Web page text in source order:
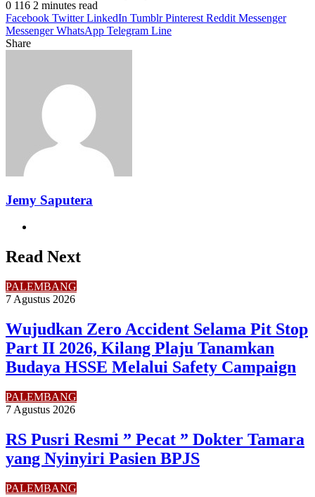
0 116 2 minutes read
Facebook Twitter LinkedIn Tumblr Pinterest Reddit Messenger
Messenger WhatsApp Telegram Line
Share
Jemy Saputera
Read Next
PALEMBANG
7 Agustus 2026
Wujudkan Zero Accident Selama Pit Stop
Part II 2026, Kilang Plaju Tanamkan
Budaya HSSE Melalui Safety Campaign
PALEMBANG
7 Agustus 2026
RS Pusri Resmi ” Pecat ” Dokter Tamara
yang Nyinyiri Pasien BPJS
PALEMBANG